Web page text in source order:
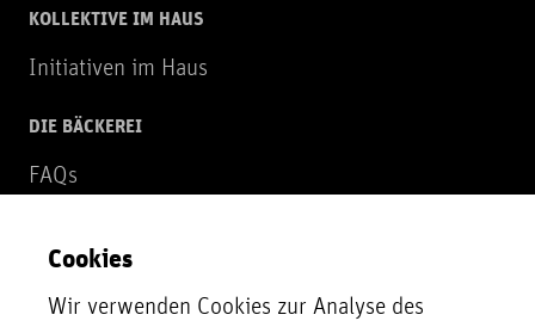
KOLLEKTIVE IM HAUS
Initiativen im Haus
DIE BÄCKEREI
FAQs
NEWSLETTER
Zur Newsletter Anmeldung
Cookies
Wir verwenden Cookies zur Analyse des